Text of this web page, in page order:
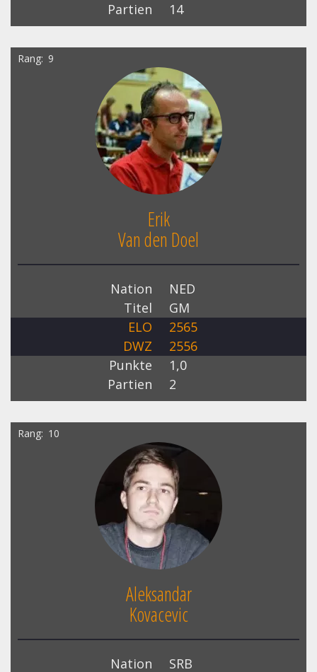
Partien
14
Rang 9
Erik
Van den Doel
Nation
NED
Titel
GM
ELO
2565
DWZ
2556
Punkte
1,0
Partien
2
Rang 10
Aleksandar
Kovacevic
Nation SRB